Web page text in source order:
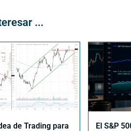
...
de Trading para
El S&P